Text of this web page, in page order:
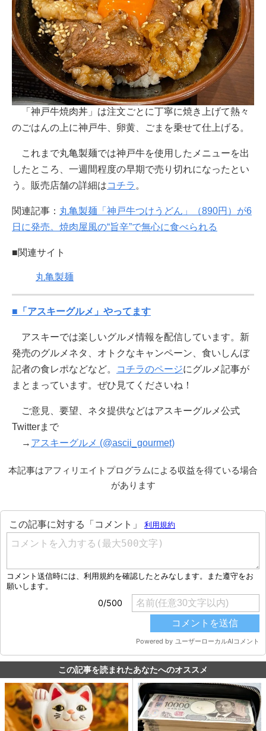
「神戸牛焼肉丼」は注文ごとに丁寧に焼き上げて熱々
のごはんの上に神戸牛、卵黄、ごまを乗せて仕上げる。
これまで丸亀製麺では神戸牛を使用したメニューを出
したところ、一週間程度の早期で売り切れになったとい
う。販売店舗の詳細はコチラ 。
関連記事： 丸亀製麺「神戸牛つけうどん」（890円）が6
日に発売。焼肉屋風の“旨辛”で無心に食べられる
■関連サイト
丸亀製麺
■「アスキーグルメ」やってます
アスキーでは楽しいグルメ情報を配信しています。新
発売のグルメネタ、オトクなキャンペーン、食いしんぼ
記者の食レポなどなど。
コチラのページにグルメ記事が
まとまっています。ぜひ見てくださいね！
ご意見、要望、ネタ提供などはアスキーグルメ公式
Twitterまで
→ アスキーグルメ (@ascii_gourmet)
本記事はアフィリエイトプログラムによる収益を得ている場合
があります
この記事を読まれたあなたへのオススメ